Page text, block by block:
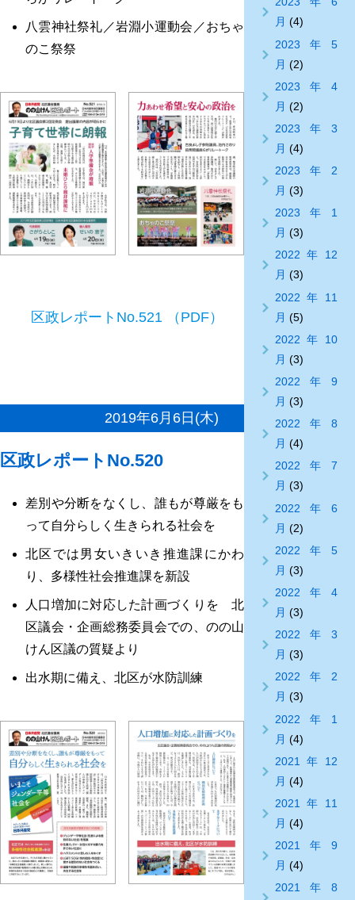
八雲神社祭礼／岩淵小運動会／おちゃ
のこ祭祭
区政レポートNo.521 （PDF）
2019年6月6日(木)
区政レポートNo.520
差別や分断をなくし、誰もが尊厳をも
って自分らしく生きられる社会を
北区では男女いきいき推進課にかわ
り、多様性社会推進課を新設
人口増加に対応した計画づくりを 北
区議会・企画総務委員会での、のの山
けん区議の質疑より
出水期に備え、北区が水防訓練
月 (4)
2023年5
月 (2)
2023年4
月 (2)
2023年3
月 (4)
2023年2
月 (3)
2023年1
月 (3)
2022年12
月 (3)
2022年11
月 (5)
2022年10
月 (3)
2022年9
月 (3)
2022年8
月 (4)
2022年7
月 (3)
2022年6
月 (2)
2022年5
月 (3)
2022年4
月 (3)
2022年3
月 (3)
2022年2
月 (3)
2022年1
月 (4)
2021年12
月 (4)
2021年11
月 (4)
2021年9
月 (4)
2021年8